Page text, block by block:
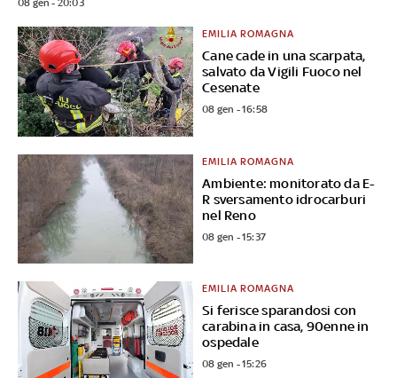
Cane cade in una scarpata,
salvato da Vigili Fuoco nel
Cesenate
EMILIA ROMAGNA
08 gen - 16:58
Ambiente: monitorato da E-
R sversamento idrocarburi
nel Reno
EMILIA ROMAGNA
08 gen - 15:37
Si ferisce sparandosi con
carabina in casa, 90enne in
ospedale
EMILIA ROMAGNA
08 gen - 15:26